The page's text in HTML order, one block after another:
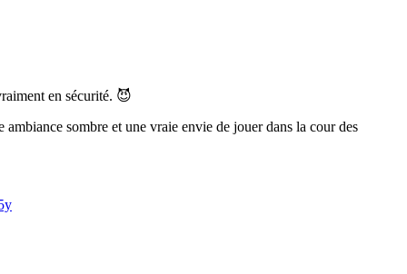
en sécurité. 😈
sombre et une vraie envie de jouer dans la cour des